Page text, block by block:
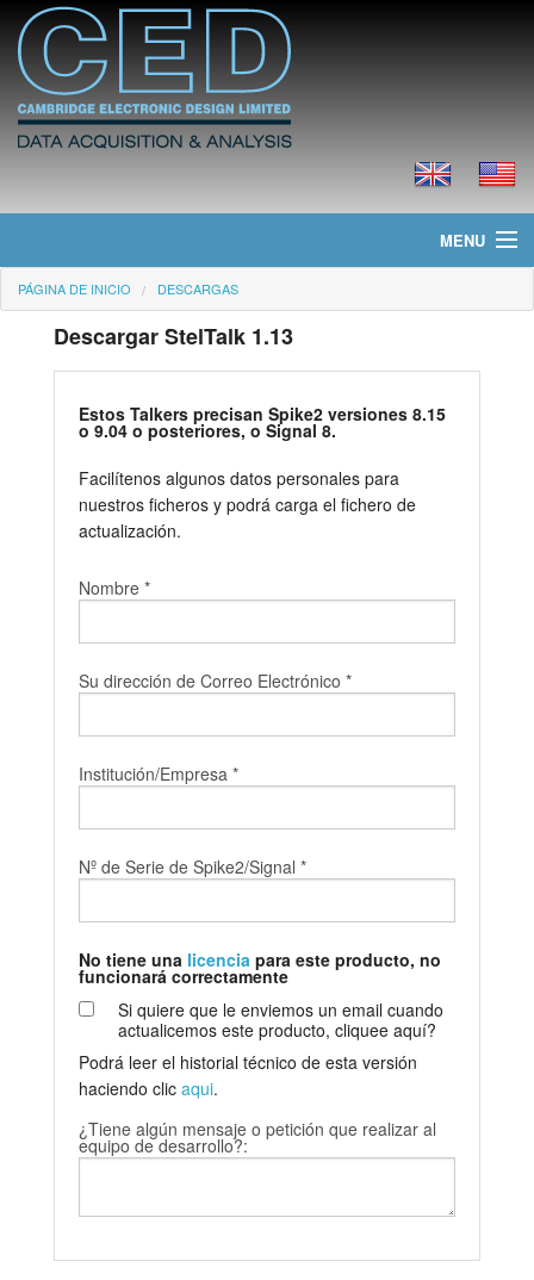
MENU
Página de Inicio
Noticias
Descargas
Distribuidores
PÁGINA DE INICIO DESCARGAS
Descargar StelTalk 1.13
Estos Talkers precisan Spike2 versiones 8.15
o 9.04 o posteriores, o Signal 8.
Facilítenos algunos datos personales para
nuestros ficheros y podrá carga el fichero de
actualización.
Nombre *
Su dirección de Correo Electrónico *
Institución/Empresa *
Nº de Serie de Spike2/Signal *
No tiene una licenciapara este producto, no
funcionará correctamente
Si quiere que le enviemos un email cuando
actualicemos este producto, cliquee aquí?
Podrá leer el historial técnico de esta versión
haciendo clic aqui.
¿Tiene algún mensaje o petición que realizar al
equipo de desarrollo?: